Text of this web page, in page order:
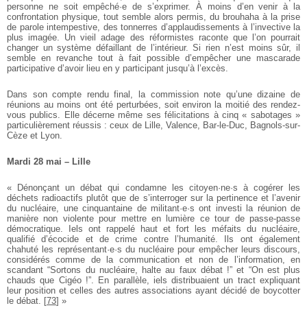
personne ne soit empêché·e de s’exprimer. À moins d’en venir à la
confrontation physique, tout semble alors permis, du brouhaha à la prise
de parole intempestive, des tonnerres d’applaudissements à l’invective la
plus imagée. Un vieil adage des réformistes raconte que l’on pourrait
changer un système défaillant de l’intérieur. Si rien n’est moins sûr, il
semble en revanche tout à fait possible d’empêcher une mascarade
participative d’avoir lieu en y participant jusqu’à l’excès.
Dans son compte rendu final, la commission note qu’une dizaine de
réunions au moins ont été perturbées, soit environ la moitié des rendez-
vous publics. Elle décerne même ses félicitations à cinq « ­sabotages »
particulièrement réussis : ceux de Lille, Valence, ­Bar-le-Duc, Bagnols-sur-
Cèze et Lyon.
Mardi 28 mai – Lille
« Dénonçant un débat qui condamne les citoyen·ne·s à cogérer les
déchets radioactifs plutôt que de s’interroger sur la pertinence et l’avenir
du nucléaire, une cinquantaine de militant·e·s ont investi la réunion de
manière non violente pour mettre en lumière ce tour de passe-passe
démocratique. Iels ont rappelé haut et fort les méfaits du nucléaire,
qualifié d’écocide et de crime contre l’humanité. Ils ont également
chahuté les représentant·e·s du nucléaire pour empêcher leurs discours,
considérés comme de la communication et non de l’information, en
scandant “Sortons du nucléaire, halte au faux débat !” et “On est plus
chauds que Cigéo !”. En parallèle, iels distribuaient un tract expliquant
leur position et celles des autres associations ayant décidé de boycotter
le débat. [73] »